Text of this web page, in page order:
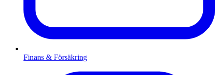
Finans & Försäkring